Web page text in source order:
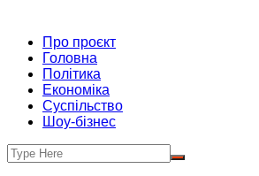
Про проєкт
Головна
Політика
Економіка
Суспільство
Шоу-бізнес